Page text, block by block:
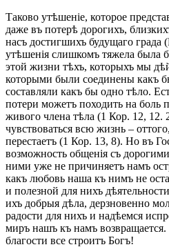
Таково утѣшеніе, которое
даже въ потерѣ дорогихъ,
насъ достигшихъ будущаго града
утѣшенія слишкомъ тяжела была
этой жизни тѣхъ, которыхъ мы
которыми были соединены какъ
составляли какъ бы одно тѣло.
потери можетъ походить на боль
живого члена тѣла (1 Кор. 12, 12.
чувствоваться всю жизнь –
перестаетъ (1 Кор. 13, 8). Но въ
возможность общенія съ
ними уже не причиняетъ намъ
какъ любовь наша къ нимъ не
и полезной для нихъ
ихъ добрыя дѣла, дерзновенно
радости для нихъ и надѣемся
миръ нашъ къ намъ
благости все строитъ Богъ!